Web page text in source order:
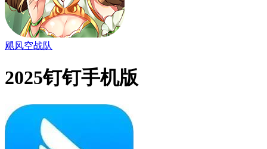
飓风空战队
2025钉钉手机版